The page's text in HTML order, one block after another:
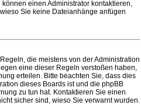
einen Administrator kontaktieren,
Sie keine Dateianhänge anfügen
die meistens von der Administration
eine dieser Regeln verstoßen haben,
erteilen. Bitte beachten Sie, dass dies
dieses Boards ist und die phpBB
zu tun hat. Kontaktieren Sie einen
sicher sind, wieso Sie verwarnt wurden.